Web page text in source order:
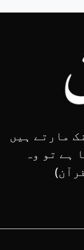
مارتے ہیں
ہے تو وہ